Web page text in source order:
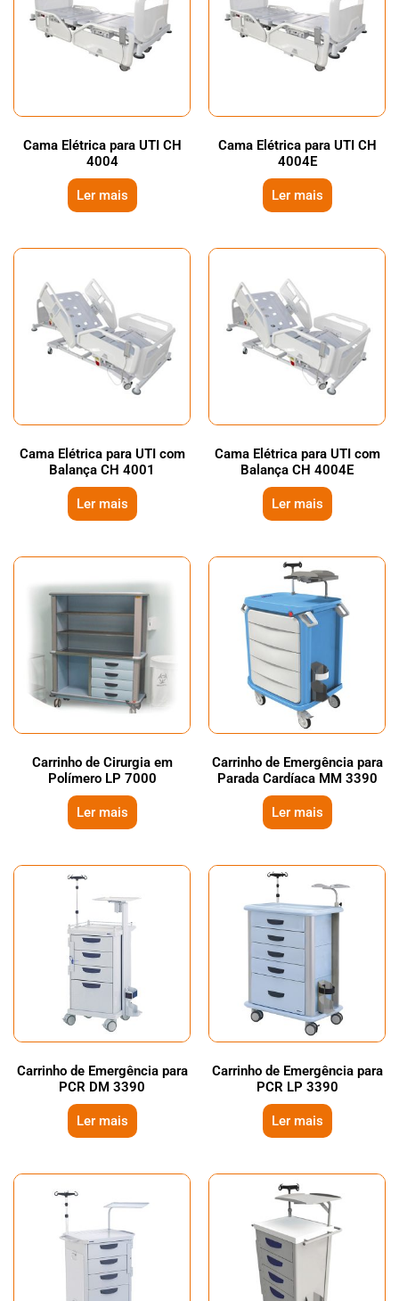
Cama Elétrica para UTI CH
4004
Ler mais
Cama Elétrica para UTI CH
4004E
Ler mais
Cama Elétrica para UTI com
Balança CH 4001
Ler mais
Cama Elétrica para UTI com
Balança CH 4004E
Ler mais
Carrinho de Cirurgia em
Polímero LP 7000
Ler mais
Carrinho de Emergência para
Parada Cardíaca MM 3390
Ler mais
Carrinho de Emergência para
PCR DM 3390
Ler mais
Carrinho de Emergência para
PCR LP 3390
Ler mais